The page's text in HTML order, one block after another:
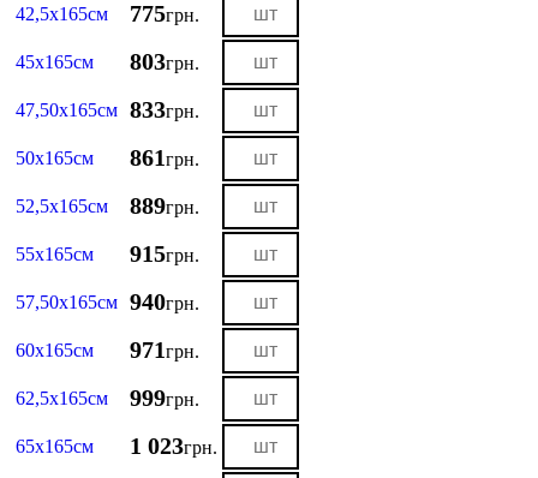
42,5х165см 775грн.
45х165см 803грн.
47,50х165см 833грн.
50х165см 861грн.
52,5х165см 889грн.
55х165см 915грн.
57,50х165см 940грн.
60х165см 971грн.
62,5х165см 999грн.
65х165см 1 023грн.